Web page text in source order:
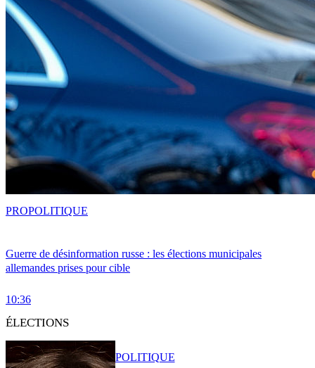
Guerre de désinformation russe : les élections municipales
allemandes prises pour cible
10:36
PROPOLITIQUE
ÉLECTIONS
POLITIQUE